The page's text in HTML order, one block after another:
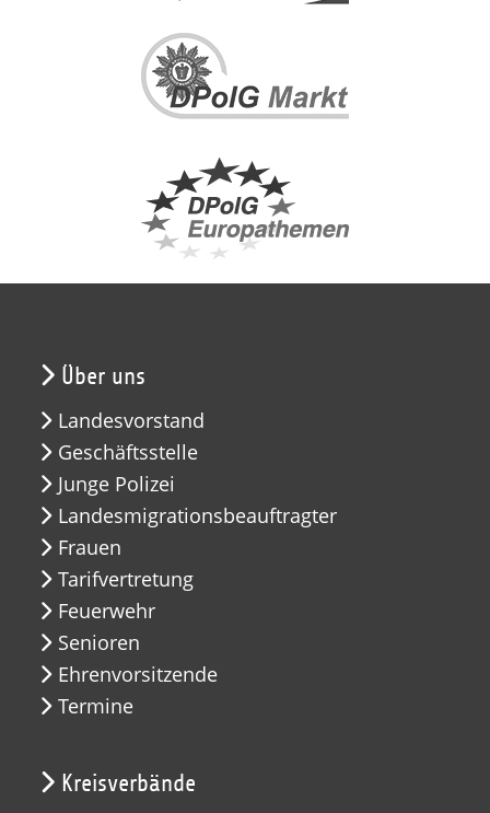
Über uns
Landesvorstand
Geschäftsstelle
Junge Polizei
Landesmigrationsbeauftragter
Frauen
Tarifvertretung
Feuerwehr
Senioren
Ehrenvorsitzende
Termine
Kreisverbände